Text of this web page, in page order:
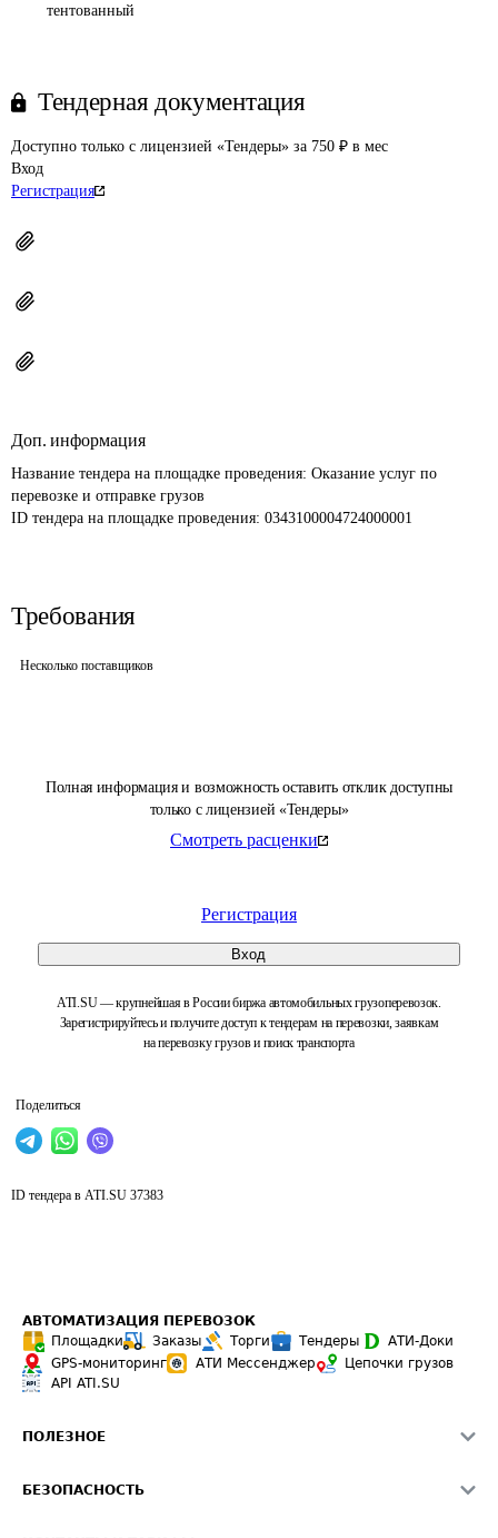
Полная информация и возможность оставить отклик доступны
только с лицензией «Тендеры»
Смотреть расценки
Регистрация
Вход
ATI.SU — крупнейшая в России биржа автомобильных грузоперевозок.
Зарегистрируйтесь и получите доступ к тендерам на перевозки, заявкам
на перевозку грузов и поиск транспорта
Поделиться
тентованный
Тендерная документация
Доступно только с лицензией «Тендеры» за 750 ₽ в мес
Вход
Регистрация
Доп. информация
Название тендера на площадке проведения: Оказание услуг по
перевозке и отправке грузов
ID тендера на площадке проведения: 0343100004724000001
Требования
Несколько поставщиков
ID тендера в ATI.SU 37383
АВТОМАТИЗАЦИЯ ПЕРЕВОЗОК
Площадки
Заказы Торги Тендеры
АТИ-Доки
GPS-мониторинг
АТИ Мессенджер
Цепочки грузов
API ATI.SU
ПОЛЕЗНОЕ
Звезды ATI.SU на вашем сайте
БЕЗОПАСНОСТЬ